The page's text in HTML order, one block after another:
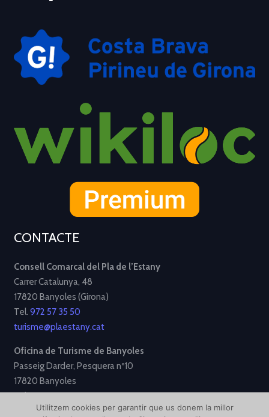
CONTACTE
Consell Comarcal del Pla de l’Estany
Carrer Catalunya, 48
17820 Banyoles (Girona)
Tel. 972 57 35 50
turisme@plaestany.cat
Oficina de Turisme de Banyoles
Passeig Darder, Pesquera nº10
17820 Banyoles
Tel.972 58 34 70
turisme@ajbanyoles.org
Utilitzem cookies per garantir que us donem la millor